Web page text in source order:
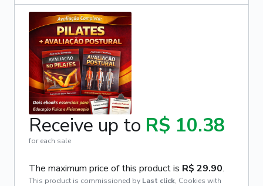
Receive up to R$ 10.38
for each sale
The maximum price of this product is R$ 29.90.
This product is commissioned by Last click, Cookies with